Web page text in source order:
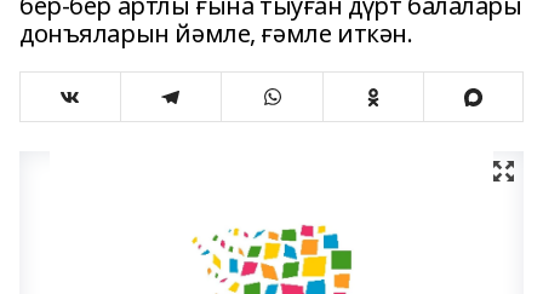
донъяларын йәмле, ғәмле иткән.